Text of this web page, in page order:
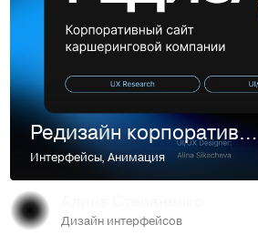
Редизайн корпоративного сайта BelkaCar
Интерфейсы,Анимация
Дизайн интерфейсов